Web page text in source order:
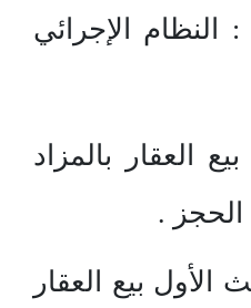
: النظام الإجرائي
العقار بالمزاد
الحجز .
الأول بيع العقار